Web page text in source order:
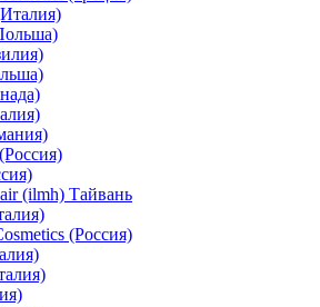
(ilmh) Тайвань
(Россия)